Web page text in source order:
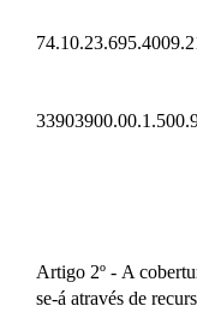
Artigo 2º - A
se-á através de